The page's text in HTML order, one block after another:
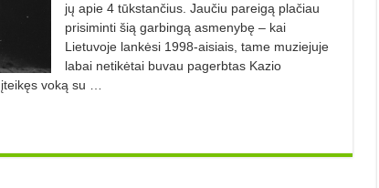
jų apie 4 tūkstančius. Jaučiu pareigą plačiau
prisiminti šią garbingą asmenybę – kai
Lietuvoje lankėsi 1998-aisiais, tame muziejuje
labai netikėtai buvau pagerbtas Kazio
voką su …